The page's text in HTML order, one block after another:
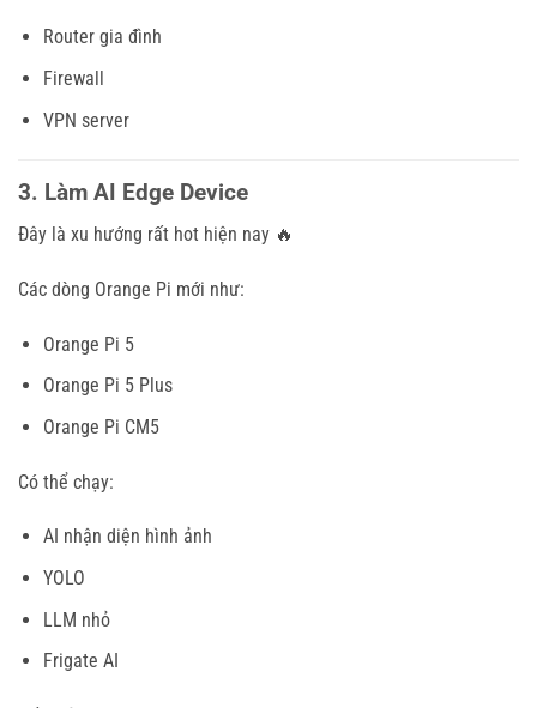
Router gia đình
Firewall
VPN server
3. Làm AI Edge Device
Đây là xu hướng rất hot hiện nay 🔥
Các dòng Orange Pi mới như:
Orange Pi 5
Orange Pi 5 Plus
Orange Pi CM5
Có thể chạy:
AI nhận diện hình ảnh
YOLO
LLM nhỏ
Frigate AI